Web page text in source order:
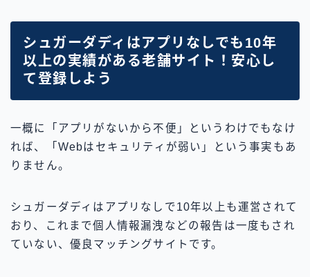
シュガーダディはアプリなしでも10年
以上の実績がある老舗サイト！安心し
て登録しよう
一概に「アプリがないから不便」というわけでもなけ
れば、「Webはセキュリティが弱い」という事実もあ
りません。
シュガーダディはアプリなしで10年以上も運営されて
おり、これまで個人情報漏洩などの報告は一度もされ
ていない、優良マッチングサイトです。